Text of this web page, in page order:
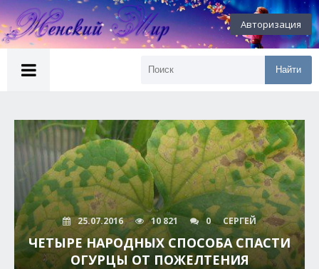
Авторизация
Найти
25.07.2016 10 821 0 СЕРГЕЙ
ЧЕТЫРЕ НАРОДНЫХ СПОСОБА СПАСТИ
ОГУРЦЫ ОТ ПОЖЕЛТЕНИЯ